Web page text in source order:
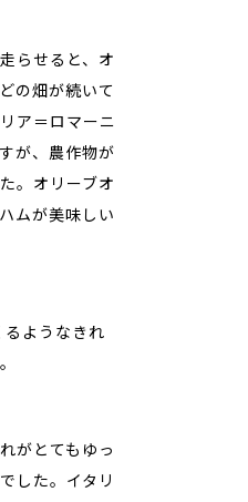
らせると、オ
の畑が続いて
ア＝ロマーニ
が、農作物が
。オリーブオ
ムが美味しい
ようなきれ
がとてもゆっ
した。イタリ